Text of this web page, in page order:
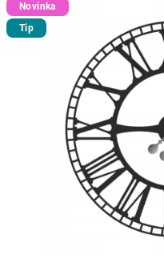
5
hvězdiček.
Novinka
Tip